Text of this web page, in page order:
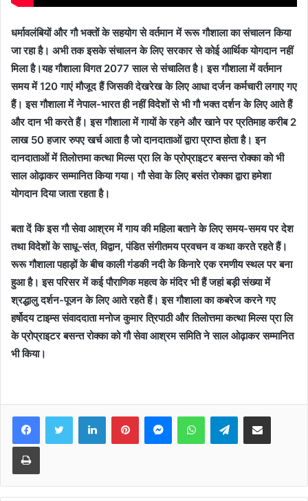
धर्मावलंबियों और गौ भक्तों के सहयोग से वर्तमान में रूरू गौशाला का संचालन किया
जा रहा है। अभी तक इसके संचालन के लिए सरकार से कोई आर्थिक योगदान नहीं
मिला है।यह गौशाला विगत 2077 साल से संचालित है। इस गौशाला में वर्तमान
समय में 120 गाएं मौजूद हैं जिसकी देखरेख के लिए आधा दर्जन कर्मचारी लगाए गए
हैं। इस गौशाला में नेपाल-भारत ही नहीं विदेशों से भी गौ भक्त दर्शन के लिए आते हैं
और दान भी करते हैं। इस गौशाला में गायों के रहने और खाने पर प्रतिमाह करीब 2
लाख 50 हजार रुपए खर्च आता है जो दानदाताओं द्वारा प्राप्त होता है। इन
दानदाताओं में तिलोत्तमा कत्था मिल्स प्रा लि के प्रोप्राइटर बसन्त रोक्का को भी
साल ओढ़ाकर सम्मानित किया गया। गौ सेवा के लिए बसंत रोक्का द्वारा हमेशा
योगदान दिया जाता रहता है।
बता दें कि इस गौ सेवा आश्रम में गाय की महिला बताने के लिए समय-समय पर देश
तथा विदेशों के साधू-संत, विद्वान, पंडित संगीतमय प्रवचन व कथा करते रहते हैं।
रूरू गौशाला पहाड़ों के बीच काली गंडकी नदी के किनारे एक रमणीय स्थल पर बना
हुआ है। इस परिसर में कई पौराणिक महत्व के मंदिर भी हैं जहां बड़ी संख्या में
श्रद्धालु दर्शन-पूजन के लिए आते रहते हैं। इस गौशाला का कबरेज करने गए
हर्षोदय टाइम्स संवाददाता मनोज कुमार त्रिपाठी और तिलोत्तमा कत्था मिल्स प्रा लि
के प्रोप्राइटर बसन्त रोक्का को गौ सेवा आश्रम समिति ने साल ओढ़ाकर सम्मानित
भी किया।
FacebookTwitter LinkedInPinterestMessengerWhatsAppTelegramShare via Email
Print